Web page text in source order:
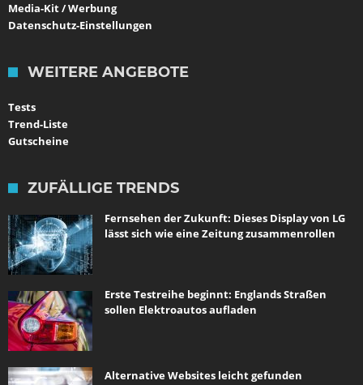
Media-Kit / Werbung
Datenschutz-Einstellungen
WEITERE ANGEBOTE
Tests
Trend-Liste
Gutscheine
ZUFÄLLIGE TRENDS
Fernsehen der Zukunft: Dieses Display von LG
lässt sich wie eine Zeitung zusammenrollen
Erste Testreihe beginnt: Englands Straßen
sollen Elektroautos aufladen
Alternative Websites leicht gefunden